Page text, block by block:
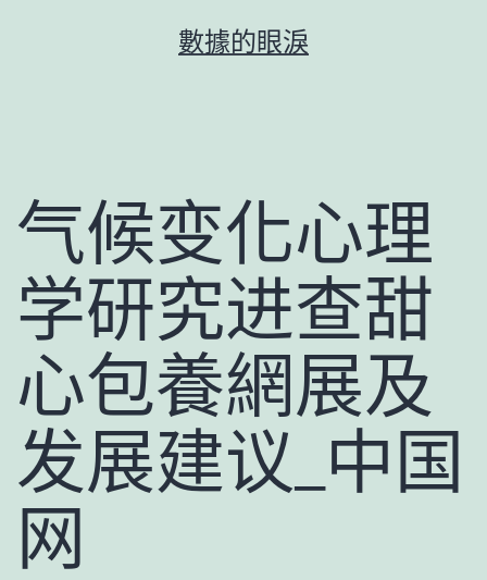
數據的眼淚
气候变化心理
学研究进查甜
心包養網展及
发展建议_中国
网